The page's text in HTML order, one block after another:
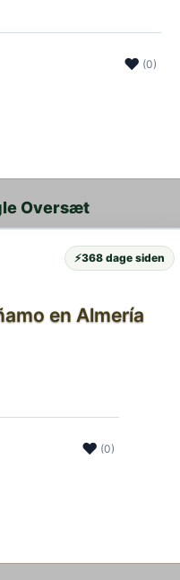
❤ (0)
Oversæt
en Almería
❤ (0)
⚡368 dage siden